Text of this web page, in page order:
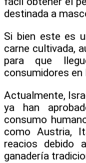
destinada a
Si bien este es
carne cultivada,
para que
consumidores en
Actualmente,
ya han
consumo
como Austria,
reacios debido
ganadería